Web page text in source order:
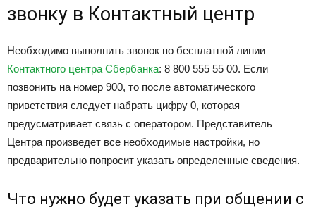
звонку в Контактный центр
Необходимо выполнить звонок по бесплатной линии
Контактного центра Сбербанка: 8 800 555 55 00. Если
позвонить на номер 900, то после автоматического
приветствия следует набрать цифру 0, которая
предусматривает связь с оператором. Представитель
Центра произведет все необходимые настройки, но
предварительно попросит указать определенные сведения.
Что нужно будет указать при общении с